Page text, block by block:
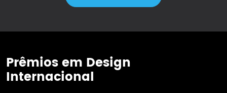
Prêmios em Design
Internacional